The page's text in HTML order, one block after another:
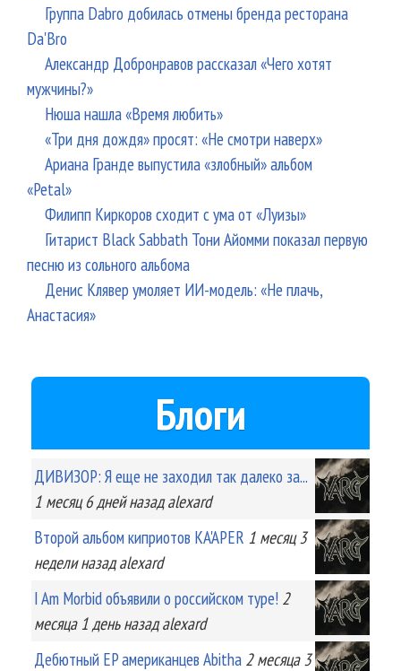
Группа Dabro добилась отмены бренда ресторана
Da'Bro
Александр Добронравов рассказал «Чего хотят
мужчины?»
Нюша нашла «Время любить»
«Три дня дождя» просят: «Не смотри наверх»
Ариана Гранде выпустила «злобный» альбом
«Petal»
Филипп Киркоров сходит с ума от «Луизы»
Гитарист Black Sabbath Тони Айомми показал первую
песню из сольного альбома
Денис Клявер умоляет ИИ-модель: «Не плачь,
Анастасия»
Блоги
ДИВИЗОР: Я еще не заходил так далеко за...
1 месяц 6 днейназад alexard
Второй альбом киприотов KA'APER 1 месяц 3
неделиназад alexard
I Am Morbid объявили о российском туре! 2
месяца 1 деньназад alexard
Дебютный EP американцев Abitha 2 месяца 3